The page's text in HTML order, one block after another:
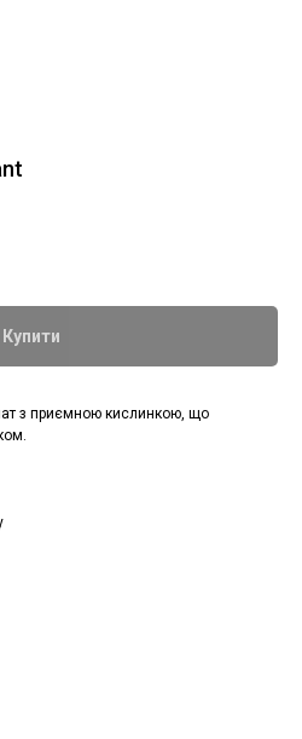
Купити
з приємною кислинкою, що